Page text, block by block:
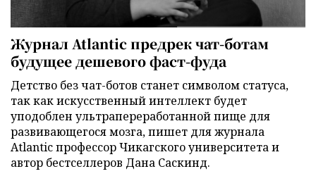
Журнал Atlantic предрек чат-ботам
будущее дешевого фаст-фуда
Детство без чат-ботов станет символом статуса,
так как искусственный интеллект будет
уподоблен ультрапереработанной пище для
развивающегося мозга, пишет для журнала
Atlantic профессор Чикагского университета и
автор бестселлеров Дана Саскинд.